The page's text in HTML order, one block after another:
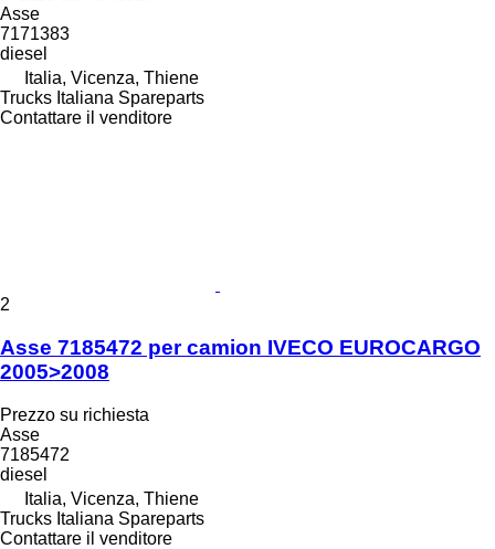
Asse
7171383
diesel
Italia, Vicenza, Thiene
Trucks Italiana Spareparts
Contattare il venditore
2
Asse 7185472 per camion IVECO EUROCARGO
2005>2008
Prezzo su richiesta
Asse
7185472
diesel
Italia, Vicenza, Thiene
Trucks Italiana Spareparts
Contattare il venditore